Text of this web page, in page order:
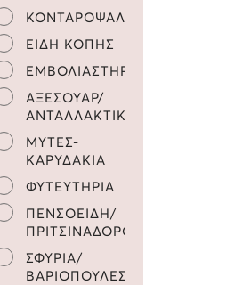
ΚΟΝΤΑΡΟΨΑΛΙΔΑ
ΕΙΔΗ ΚΟΠΗΣ
ΕΜΒΟΛΙΑΣΤΗΡΙΑ
ΑΞΕΣΟΥΑΡ/
ΑΝΤΑΛΛΑΚΤΙΚΑ
ΜΥΤΕΣ-
ΚΑΡΥΔΑΚΙΑ
ΦΥΤΕΥΤΗΡΙΑ
ΠΕΝΣΟΕΙΔΗ/
ΠΡΙΤΣΙΝΑΔΟΡΟΙ
ΣΦΥΡΙΑ/
ΒΑΡΙΟΠΟΥΛΕΣ